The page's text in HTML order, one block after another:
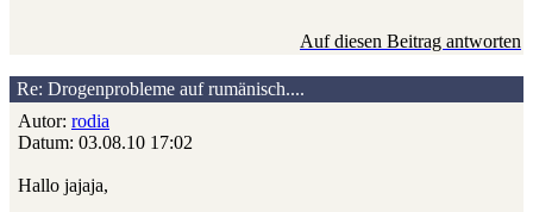
Auf diesen Beitrag antworten
Re: Drogenprobleme auf rumänisch....
Autor: rodia
Datum: 03.08.10 17:02
Hallo jajaja,